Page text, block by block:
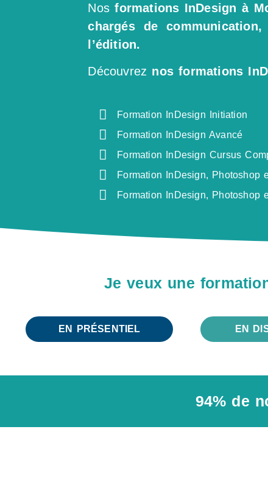
Nosformations InDesign à
chargés de
l’édition.
Découvrez nos formations
Formation InDesign Initiation
Formation InDesign Avancé
Formation InDesign Cursus
Formation InDesign, Photoshop
Formation InDesign, Photoshop
Je veux une
EN PRÉSENTIEL EN
94% de